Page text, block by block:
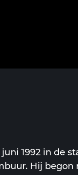
1992 in de
Hij begon